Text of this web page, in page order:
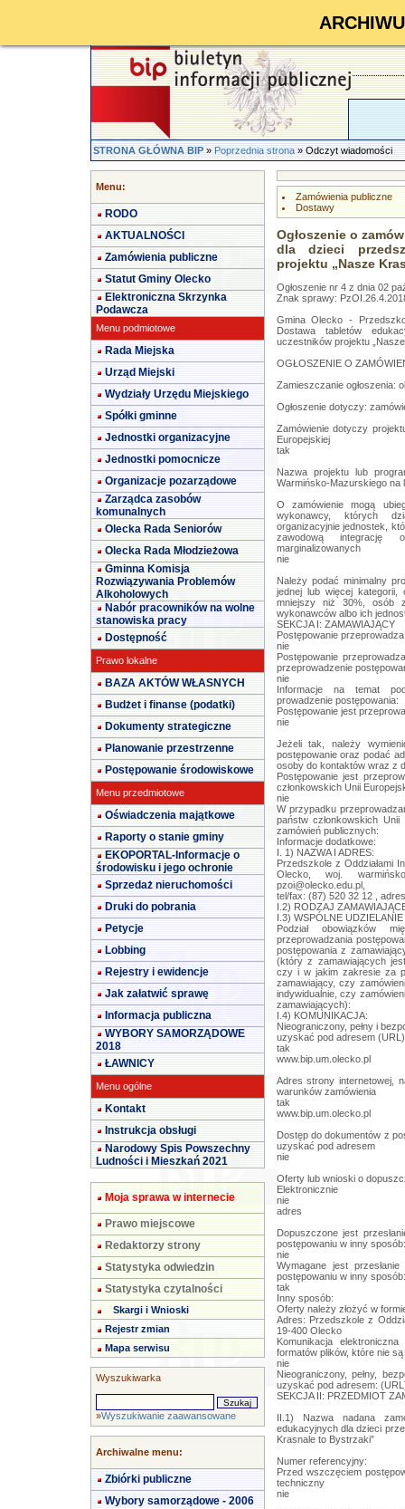
STRONA GŁÓWNA BIP»Poprzednia strona» Odczyt wiadomości
Menu:
RODO
AKTUALNOŚCI
Zamówienia publiczne
Statut Gminy Olecko
Elektroniczna Skrzynka
Podawcza
Menu podmiotowe
Rada Miejska
Urząd Miejski
Wydziały Urzędu Miejskiego
Spółki gminne
Jednostki organizacyjne
Jednostki pomocnicze
Organizacje pozarządowe
Zarządca zasobów
komunalnych
Olecka Rada Seniorów
Olecka Rada Młodzieżowa
Gminna Komisja
Rozwiązywania Problemów
Alkoholowych
Nabór pracowników na wolne
stanowiska pracy
Dostępność
Prawo lokalne
BAZA AKTÓW WŁASNYCH
Budżet i finanse (podatki)
Dokumenty strategiczne
Planowanie przestrzenne
Postępowanie środowiskowe
Menu przedmiotowe
Oświadczenia majątkowe
Raporty o stanie gminy
EKOPORTAL-Informacje o
środowisku i jego ochronie
Sprzedaż nieruchomości
Druki do pobrania
Petycje
Lobbing
Rejestry i ewidencje
Jak załatwić sprawę
Informacja publiczna
WYBORY SAMORZĄDOWE
2018
ŁAWNICY
Menu ogólne
Kontakt
Instrukcja obsługi
Narodowy Spis Powszechny
Ludności i Mieszkań 2021
Moja sprawa w internecie
Prawo miejscowe
Redaktorzy strony
Statystyka odwiedzin
Statystyka czytalności
Skargi i Wnioski
Rejestr zmian
Mapa serwisu
Wyszukiwarka
»Wyszukiwanie zaawansowane
Archiwalne menu:
Zbiórki publiczne
Wybory samorządowe - 2006
Zamówienia publiczne
Dostawy
Ogłoszenie o
dla dzieci
projektu „Nasze
Ogłoszenie nr 4 z dnia 02
Znak sprawy:
Gmina Olecko -
Dostawa tabletów
uczestników projektu
OGŁOSZENIE O
Zamieszczanie ogłoszenia:
Ogłoszenie dotyczy:
Zamówienie dotyczy
Europejskiej
tak
Nazwa projektu lub
Warmińsko-Mazurskiego na
O zamówienie mogą
wykonawcy, których
organizacyjnie jednostek,
zawodową integrację
marginalizowanych
nie
Należy podać minimalny
jednej lub więcej
mniejszy niż 30%, osób
wykonawców albo ich
SEKCJA I: ZAMAWIAJĄCY
Postępowanie
nie
Postępowanie
przeprowadzenie
nie
Informacje na temat
prowadzenie postępowania:
Postępowanie jest
nie
Jeżeli tak, należy
postępowanie oraz podać
osoby do kontaktów wraz z
Postępowanie jest
członkowskich Unii
nie
W przypadku
państw członkowskich
zamówień publicznych:
Informacje dodatkowe:
I. 1) NAZWA I ADRES:
Przedszkole z Oddziałami
Olecko, woj.
pzoi@olecko.edu.pl,
tel/fax: (87) 520 32 12 ,
I.2) RODZAJ
I.3) WSPÓLNE
Podział obowiązków
przeprowadzania
postępowania z
(który z zamawiających
czy i w jakim zakresie za
zamawiający, czy
indywidualnie, czy
zamawiających):
I.4) KOMUNIKACJA:
Nieograniczony, pełny i
uzyskać pod adresem (URL)
tak
www.bip.um.olecko.pl
Adres strony internetowej,
warunków zamówienia
tak
www.bip.um.olecko.pl
Dostęp do dokumentów z
uzyskać pod adresem
nie
Oferty lub wnioski o
Elektronicznie
nie
adres
Dopuszczone jest
postępowaniu w inny sposób:
nie
Wymagane jest
postępowaniu w inny sposób:
tak
Inny sposób:
Oferty należy złożyć w
Adres: Przedszkole z
19-400 Olecko
Komunikacja
formatów plików, które nie
nie
Nieograniczony, pełny,
uzyskać pod adresem:
SEKCJA II: PRZEDMIOT
II.1) Nazwa nadana
edukacyjnych dla dzieci
Krasnale to Bystrzaki”
Numer referencyjny:
Przed wszczęciem
techniczny
nie